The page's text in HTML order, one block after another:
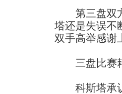
第三盘双方
塔还是失误不
双手高举感谢
三盘比赛耗
科斯塔承认